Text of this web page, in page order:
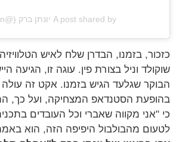
A post shared by יונתן ברק (@barakjon)
בזמנו, הבדרן שלח לאיש הטלוויזיה
וניל בצורת פין. עוגה זו, הגיעה
שגלעד הגיש בזמנו. אקט זה עולה
הסטנדאפ המצחיקה, ועל כך,
מקווה שאברי וכל העובדים בתכנית
מהבולבול היפיפה הזה, הוא באמת